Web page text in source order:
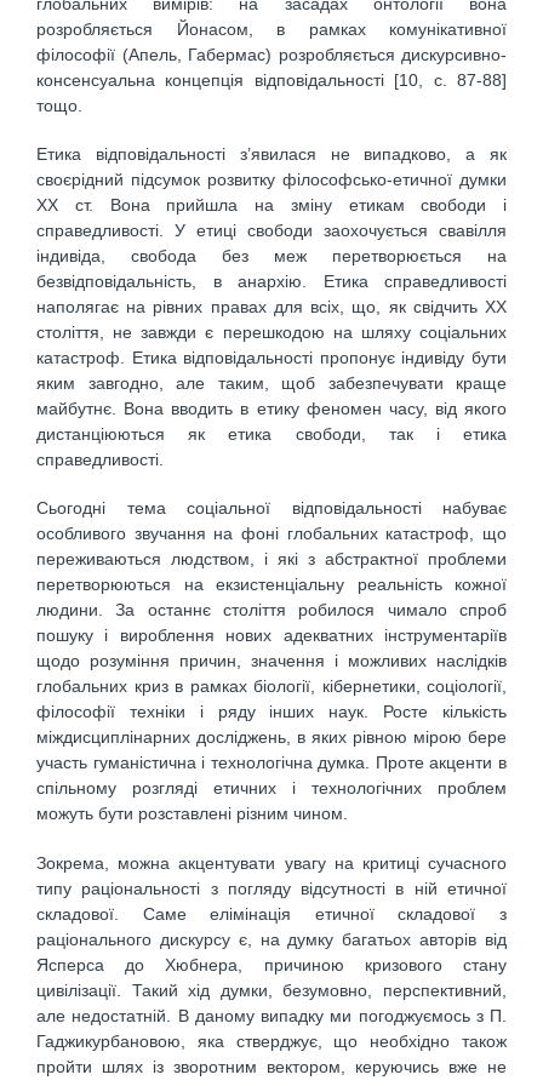
розробляється Йонасом, в рамках комунікативної
філософії (Апель, Габермас) розробляється дискурсивно-
консенсуальна концепція відповідальності [10, с. 87-88]
тощо.
Етика відповідальності з’явилася не випадково, а як
своєрідний підсумок розвитку філософсько-етичної думки
XX ст. Вона прийшла на зміну етикам свободи і
справедливості. У етиці свободи заохочується свавілля
індивіда, свобода без меж перетворюється на
безвідповідальність, в анархію. Етика справедливості
наполягає на рівних правах для всіх, що, як свідчить XX
століття, не завжди є перешкодою на шляху соціальних
катастроф. Етика відповідальності пропонує індивіду бути
яким завгодно, але таким, щоб забезпечувати краще
майбутнє. Вона вводить в етику феномен часу, від якого
дистанціюються як етика свободи, так і етика
справедливості.
Сьогодні тема соціальної відповідальності набуває
особливого звучання на фоні глобальних катастроф, що
переживаються людством, і які з абстрактної проблеми
перетворюються на екзистенціальну реальність кожної
людини. За останнє століття робилося чимало спроб
пошуку і вироблення нових адекватних інструментаріїв
щодо розуміння причин, значення і можливих наслідків
глобальних криз в рамках біології, кібернетики, соціології,
філософії техніки і ряду інших наук. Росте кількість
міждисциплінарних досліджень, в яких рівною мірою бере
участь гуманістична і технологічна думка. Проте акценти в
спільному розгляді етичних і технологічних проблем
можуть бути розставлені різним чином.
Зокрема, можна акцентувати увагу на критиці сучасного
типу раціональності з погляду відсутності в ній етичної
складової. Саме елімінація етичної складової з
раціонального дискурсу є, на думку багатьох авторів від
Ясперса до Хюбнера, причиною кризового стану
цивілізації. Такий хід думки, безумовно, перспективний,
але недостатній. В даному випадку ми погоджуємось з П.
Гаджикурбановою, яка стверджує, що необхідно також
пройти шлях із зворотним вектором, керуючись вже не